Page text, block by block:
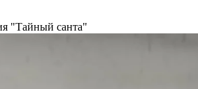
"Тайный санта"